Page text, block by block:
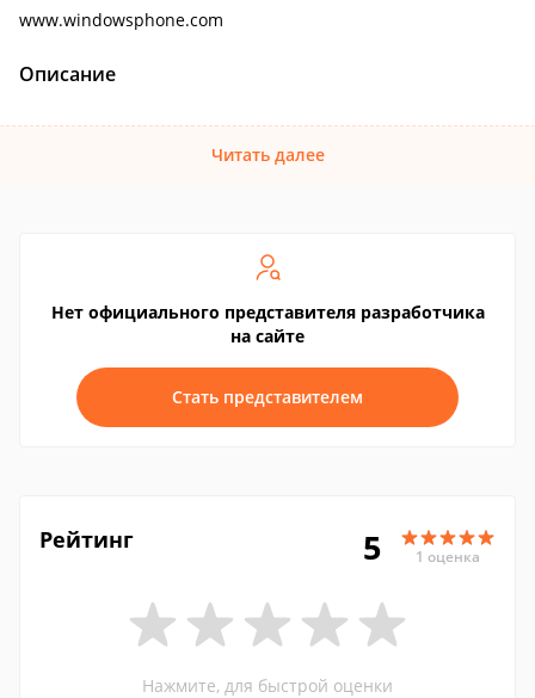
www.windowsphone.com
Описание
Читать далее
Нет официального представителя разработчика
на сайте
Стать представителем
Рейтинг 5 1 оценка
Нажмите, для быстрой оценки